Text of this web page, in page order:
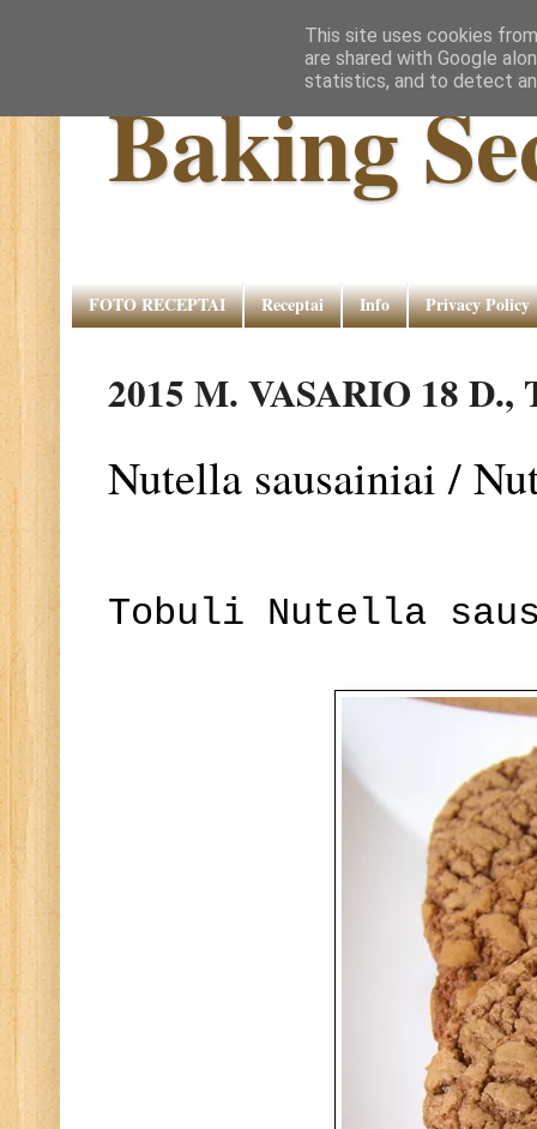
Baking
FOTO RECEPTAI Receptai Info Privacy Policy
2015 M. VASARIO 18
Nutella sausainiai /
Tobuli Nutella
This site uses cookies
are shared with Google
statistics, and to detect